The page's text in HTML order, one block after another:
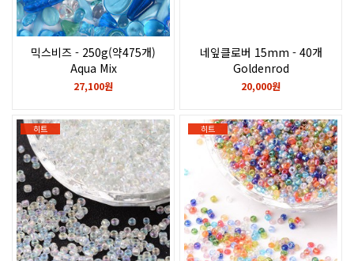
믹스비즈 - 250g(약475개)
Aqua Mix
27,100원
네잎클로버 15mm - 40개
Goldenrod
20,000원
히트 히트